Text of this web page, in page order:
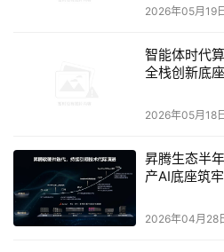
2026年05月19
智能体时代
全栈创新底座
2026年05月18
昇腾生态半
产AI底座筑
2026年04月28